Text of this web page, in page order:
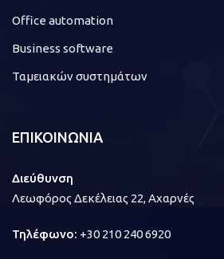
Office automation
Business software
Ταμειακών συστημάτων
ΕΠΙΚΟΙΝΩΝΙΑ
Διεύθυνση
Λεωφόρος Δεκέλειας 22, Αχαρνές
Τηλέφωνο: +30 210 240 6920